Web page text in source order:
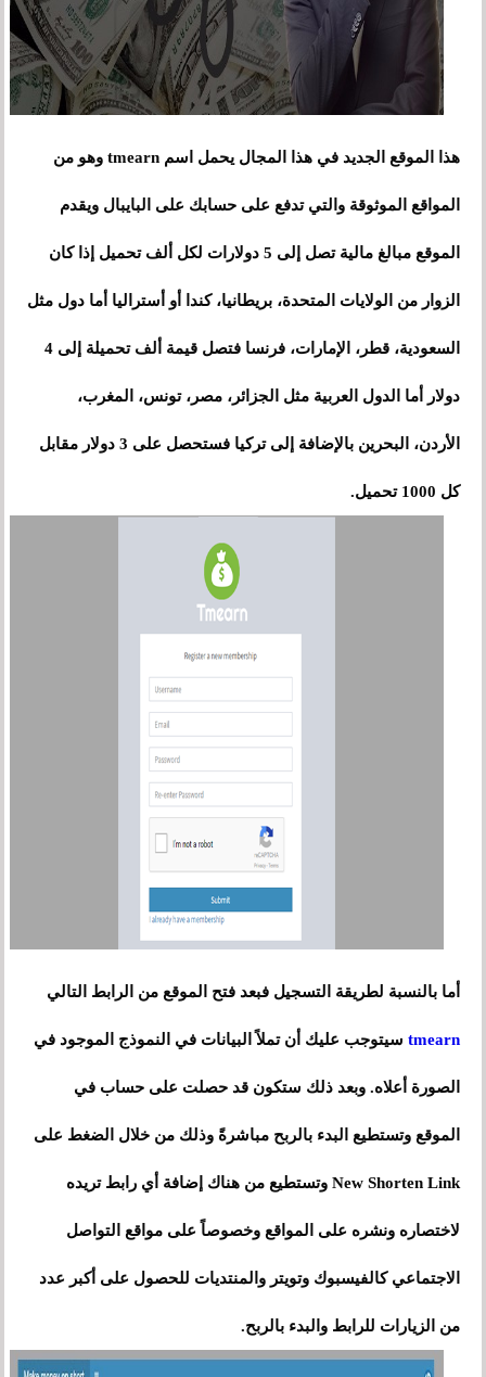
هذا الموقع الجديد في هذا المجال يحمل اسم tmearn وهو من
المواقع الموثوقة والتي تدفع على حسابك على البايبال ويقدم
الموقع مبالغ مالية تصل إلى 5 دولارات لكل ألف تحميل إذا كان
الزوار من الولايات المتحدة، بريطانيا، كندا أو أستراليا أما دول مثل
السعودية، قطر، الإمارات، فرنسا فتصل قيمة ألف تحميلة إلى 4
دولار أما الدول العربية مثل الجزائر، مصر، تونس، المغرب،
الأردن، البحرين بالإضافة إلى تركيا فستحصل على 3 دولار مقابل
كل 1000 تحميل.
أما بالنسبة لطريقة التسجيل فبعد فتح الموقع من الرابط التالي
tmearn سيتوجب عليك أن تملاً البيانات في النموذج الموجود في
الصورة أعلاه. وبعد ذلك ستكون قد حصلت على حساب في
الموقع وتستطيع البدء بالربح مباشرةً وذلك من خلال الضغط على
New Shorten Link وتستطيع من هناك إضافة أي رابط تريده
لاختصاره ونشره على المواقع وخصوصاً على مواقع التواصل
الاجتماعي كالفيسبوك وتويتر والمنتديات للحصول على أكبر عدد
من الزيارات للرابط والبدء بالربح.